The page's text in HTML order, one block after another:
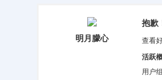
明月朦心
抱歉
查看
活跃
用户